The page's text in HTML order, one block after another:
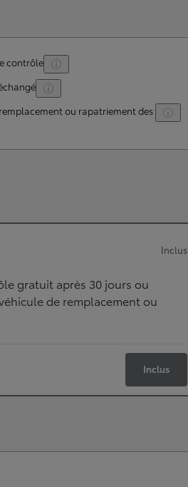
contrôle
ou rapatriement des
Inclus
gratuit après 30 jours ou
de remplacement ou
Inclus